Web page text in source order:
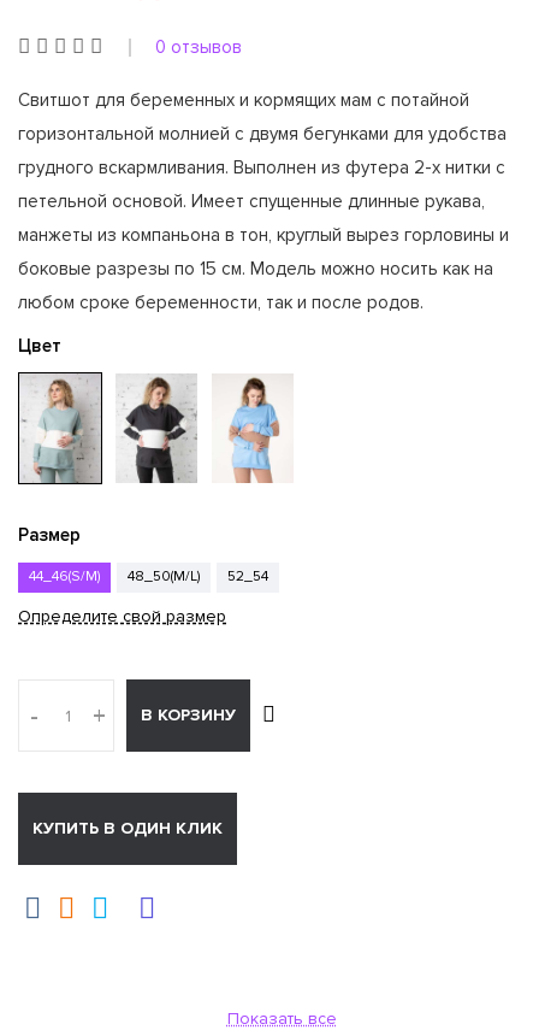
0 отзывов
Свитшот для беременных и кормящих мам с потайной
горизонтальной молнией с двумя бегунками для удобства
грудного вскармливания. Выполнен из футера 2-х нитки с
петельной основой. Имеет спущенные длинные рукава,
манжеты из компаньона в тон, круглый вырез горловины и
боковые разрезы по 15 см. Модель можно носить как на
любом сроке беременности, так и после родов.
Цвет
Размер
44_46(S/M) 48_50(M/L) 52_54
Определите свой размер
- + В КОРЗИНУ
КУПИТЬ В ОДИН КЛИК
Показать все